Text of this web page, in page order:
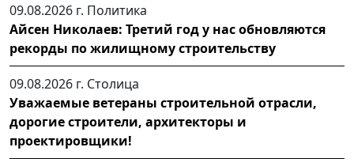
09.08.2026 г. Политика
Айсен Николаев: Третий год у нас обновляются
рекорды по жилищному строительству
09.08.2026 г. Столица
Уважаемые ветераны строительной отрасли,
дорогие строители, архитекторы и
проектировщики!